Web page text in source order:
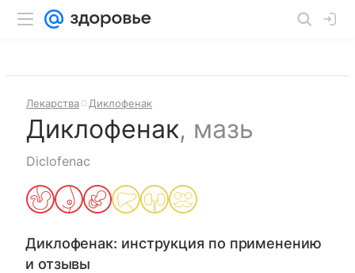
Лекарства Диклофенак
Диклофенак, мазь
Diclofenac
Диклофенак: инструкция по применению
и отзывы